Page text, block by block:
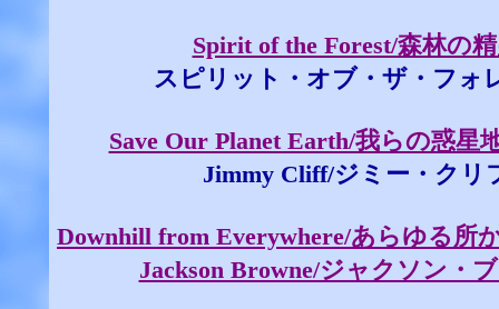
Spirit of the Forest/森林の
スピリット・オブ・ザ・フォ
Save Our Planet Earth/我らの惑星
Jimmy Cliff/ジミー・クリ
Downhill from Everywhere/あらゆる所
Jackson Browne/ジャクソン・